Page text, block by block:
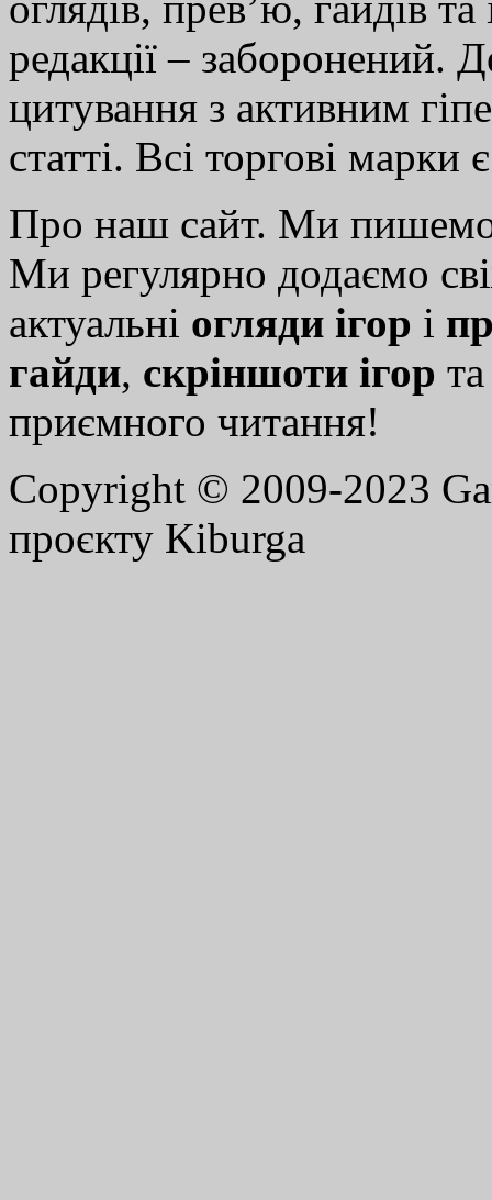
редакції – заборонений.
цитування з активним
статті. Всі торгові марки
Про наш сайт. Ми
Ми регулярно додаємо
актуальні огляди ігор і
гайди, скріншоти ігор
приємного читання!
Copyright © 2009-2023
проєкту Kiburga